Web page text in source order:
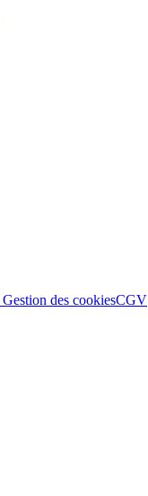
Gestion des cookiesCGV